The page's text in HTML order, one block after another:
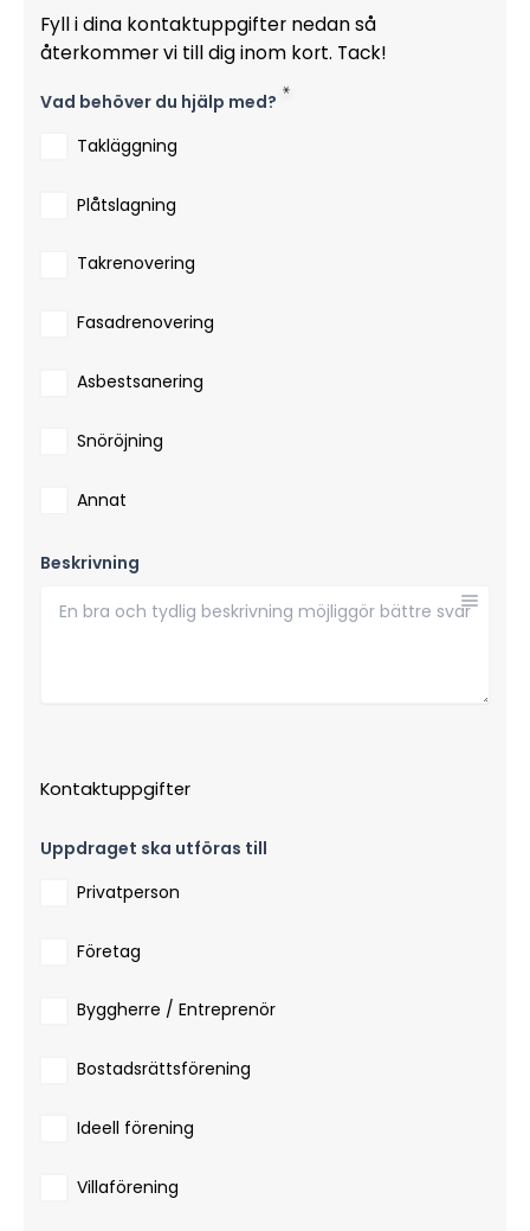
Fyll i dina kontaktuppgifter nedan så
återkommer vi till dig inom kort. Tack!
Vad behöver du hjälp med?
Takläggning
Plåtslagning
Takrenovering
Fasadrenovering
Asbestsanering
Snöröjning
Annat
Beskrivning
Kontaktuppgifter
Uppdraget ska utföras till
Privatperson
Företag
Byggherre / Entreprenör
Bostadsrättsförening
Ideell förening
Villaförening